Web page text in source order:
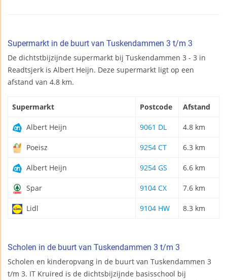
Supermarkt in de buurt van Tuskendammen 3 t/m 3
De dichtstbijzijnde supermarkt bij Tuskendammen 3 - 3 in
Readtsjerk is Albert Heijn. Deze supermarkt ligt op een
afstand van 4.8 km.
Supermarkt Postcode Afstand
Albert Heijn 9061 DL 4.8 km
Poeisz 9254 CT 6.3 km
Albert Heijn 9254 GS 6.6 km
Spar 9104 CX 7.6 km
Lidl 9104 HW 8.3 km
Scholen in de buurt van Tuskendammen 3 t/m 3
Scholen en kinderopvang in de buurt van Tuskendammen 3
t/m 3. IT Kruired is de dichtsbijzijnde basisschool bij